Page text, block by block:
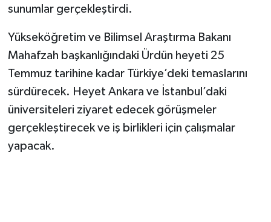
sunumlar gerçekleştirdi.
Yükseköğretim ve Bilimsel Araştırma Bakanı
Mahafzah başkanlığındaki Ürdün heyeti 25
Temmuz tarihine kadar Türkiye’deki temaslarını
sürdürecek. Heyet Ankara ve İstanbul’daki
üniversiteleri ziyaret edecek görüşmeler
gerçekleştirecek ve iş birlikleri için çalışmalar
yapacak.